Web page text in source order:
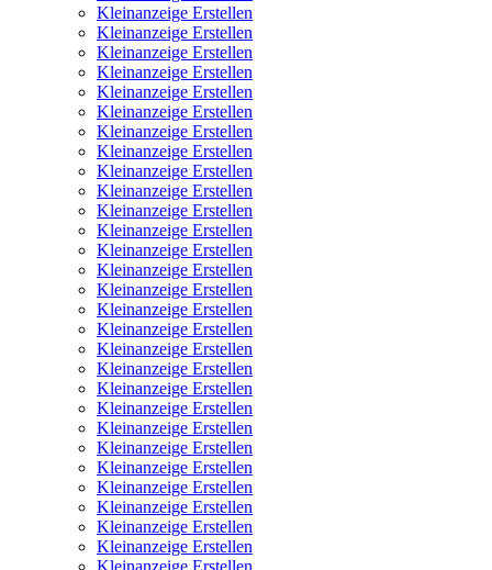
Kleinanzeige Erstellen
Kleinanzeige Erstellen
Kleinanzeige Erstellen
Kleinanzeige Erstellen
Kleinanzeige Erstellen
Kleinanzeige Erstellen
Kleinanzeige Erstellen
Kleinanzeige Erstellen
Kleinanzeige Erstellen
Kleinanzeige Erstellen
Kleinanzeige Erstellen
Kleinanzeige Erstellen
Kleinanzeige Erstellen
Kleinanzeige Erstellen
Kleinanzeige Erstellen
Kleinanzeige Erstellen
Kleinanzeige Erstellen
Kleinanzeige Erstellen
Kleinanzeige Erstellen
Kleinanzeige Erstellen
Kleinanzeige Erstellen
Kleinanzeige Erstellen
Kleinanzeige Erstellen
Kleinanzeige Erstellen
Kleinanzeige Erstellen
Kleinanzeige Erstellen
Kleinanzeige Erstellen
Kleinanzeige Erstellen
Kleinanzeige Erstellen